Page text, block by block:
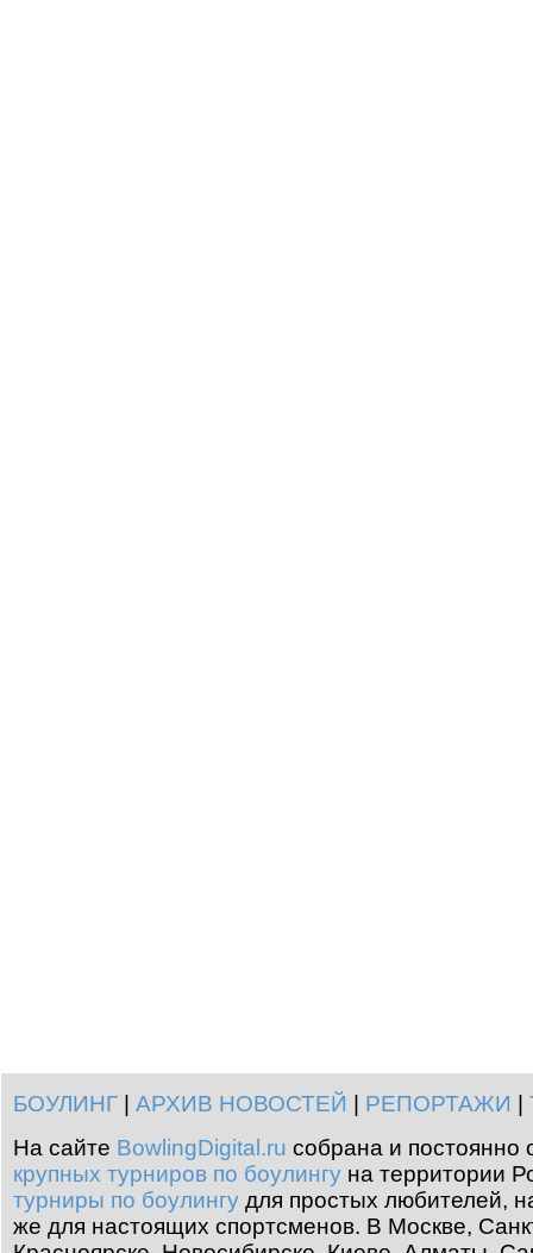
БОУЛИНГ АРХИВ НОВОСТЕЙ РЕПОРТАЖИ
На сайте BowlingDigital.ru собрана и постоянно
крупных турниров по боулингу на территории
турниры по боулингу для простых любителей,
же для настоящих спортсменов. В Москве,